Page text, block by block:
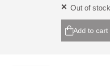
Out of stock
Add to cart